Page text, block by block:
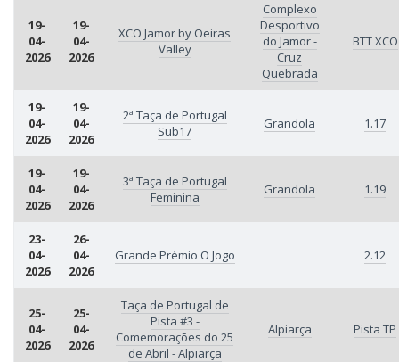
19-
04-
2026
19-
04-
2026
XCO Jamor by Oeiras
Valley
Complexo
Desportivo
do Jamor -
Cruz
Quebrada
BTT XCO
19-
04-
2026
19-
04-
2026
2ª Taça de Portugal
Sub17
Grandola 1.17
19-
04-
2026
19-
04-
2026
3ª Taça de Portugal
Feminina
Grandola 1.19
23-
04-
2026
26-
04-
2026
Grande Prémio O Jogo 2.12
25-
04-
2026
25-
04-
2026
Taça de Portugal de
Pista #3 -
Comemorações do 25
de Abril - Alpiarça
Alpiarça Pista TP